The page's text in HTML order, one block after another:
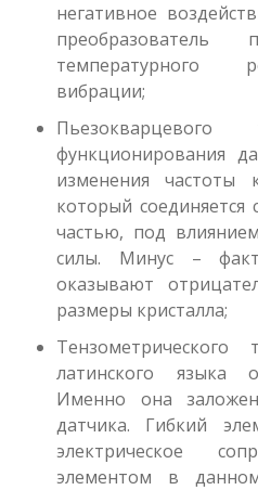
негативное
преобразователь
температурного
вибрации;
функционирования
изменения частоты
который соединяется
частью, под
силы. Минус –
оказывают
размеры кристалла;
латинского языка
Именно она
датчика. Гибкий
электрическое
элементом в